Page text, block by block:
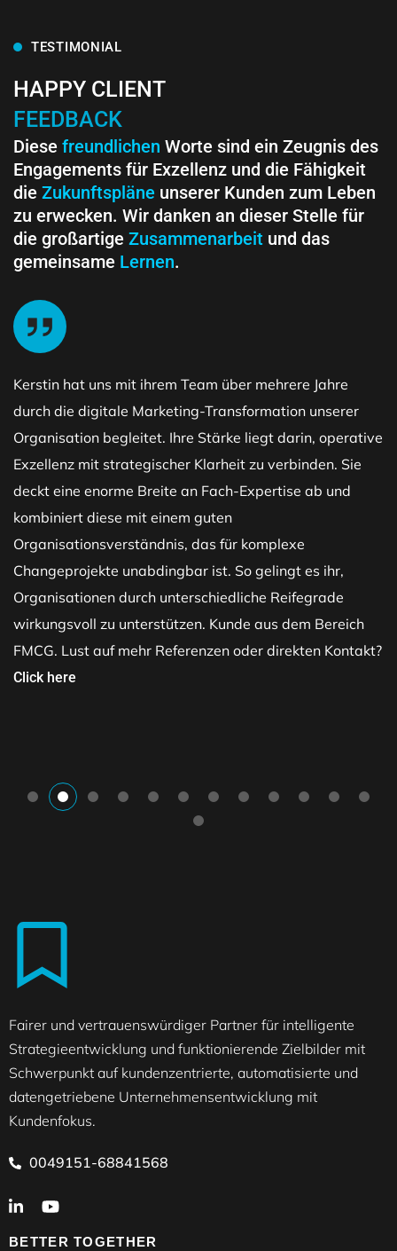
TESTIMONIAL
HAPPY CLIENT
FEEDBACK
Diese freundlichen Worte sind ein Zeugnis des
Engagements für Exzellenz und die Fähigkeit
die Zukunftspläne unserer Kunden zum Leben
zu erwecken. Wir danken an dieser Stelle für
die großartige Zusammenarbeit und das
gemeinsame Lernen.
Kerstin hat uns mit ihrem Team über mehrere Jahre
durch die digitale Marketing-Transformation unserer
Organisation begleitet. Ihre Stärke liegt darin, operative
Exzellenz mit strategischer Klarheit zu verbinden. Sie
deckt eine enorme Breite an Fach-Expertise ab und
kombiniert diese mit einem guten
Organisationsverständnis, das für komplexe
Changeprojekte unabdingbar ist. So gelingt es ihr,
Organisationen durch unterschiedliche Reifegrade
wirkungsvoll zu unterstützen. Kunde aus dem Bereich
FMCG. Lust auf mehr Referenzen oder direkten Kontakt?
Click here
Fairer und vertrauenswürdiger Partner für intelligente
Strategieentwicklung und funktionierende Zielbilder mit
Schwerpunkt auf kundenzentrierte, automatisierte und
datengetriebene Unternehmensentwicklung mit
Kundenfokus.
0049151-68841568
BETTER TOGETHER